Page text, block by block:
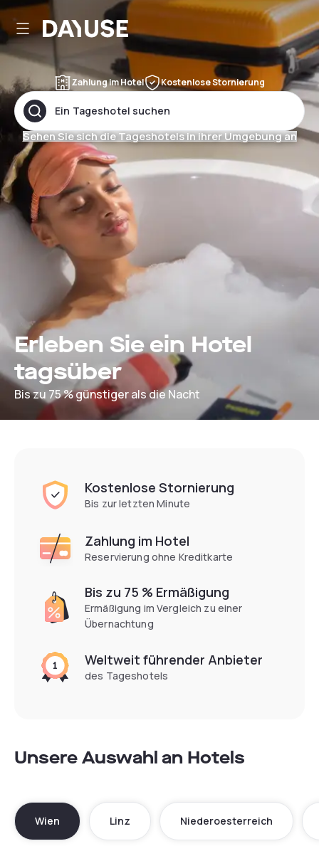
Dayuse
Erleben Sie ein Hotel
tagsüber
Bis zu 75 % günstiger als die Nacht
Sehen Sie sich die Tageshotels in ihrer Umgebung an
Ein Tageshotel suchen
Zahlung im Hotel Kostenlose Stornierung
Kostenlose Stornierung
Bis zur letzten Minute
Zahlung im Hotel
Reservierung ohne Kreditkarte
Bis zu 75 % Ermäßigung
Ermäßigung im Vergleich zu einer
Übernachtung
Weltweit führender Anbieter
des Tageshotels
Unsere Auswahl an Hotels
Wien Linz Niederoesterreich